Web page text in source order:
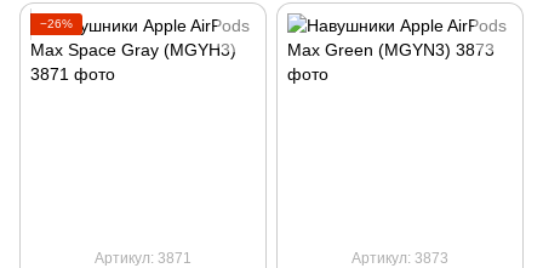
−26%
Артикул: 3871 Артикул: 3873